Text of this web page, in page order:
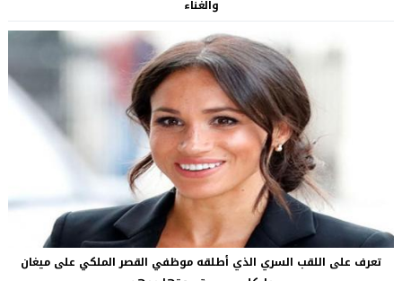
والغناء
تعرف على اللقب السري الذي أطلقه موظفي القصر الملكي على ميغان